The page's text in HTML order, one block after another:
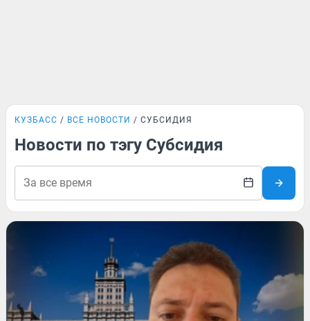
КУЗБАСС ВСЕ НОВОСТИ СУБСИДИЯ
Новости по тэгу Субсидия